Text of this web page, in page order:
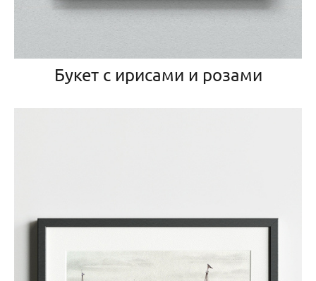
Букет с ирисами и розами